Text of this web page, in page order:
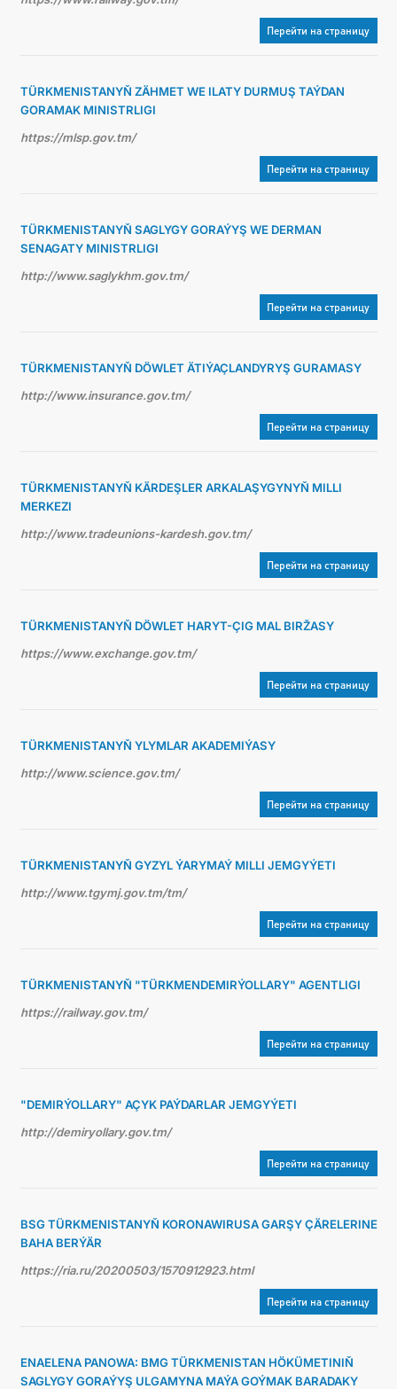
Перейти на страницу
TÜRKMENISTANYŇ ZÄHMET WE ILATY DURMUŞ TAÝDAN
GORAMAK MINISTRLIGI
https://mlsp.gov.tm/
Перейти на страницу
TÜRKMENISTANYŇ SAGLYGY GORAÝYŞ WE DERMAN
SENAGATY MINISTRLIGI
http://www.saglykhm.gov.tm/
Перейти на страницу
TÜRKMENISTANYŇ DÖWLET ÄTIÝAÇLANDYRYŞ GURAMASY
http://www.insurance.gov.tm/
Перейти на страницу
TÜRKMENISTANYŇ KÄRDEŞLER ARKALAŞYGYNYŇ MILLI
MERKEZI
http://www.tradeunions-kardesh.gov.tm/
Перейти на страницу
TÜRKMENISTANYŇ DÖWLET HARYT-ÇIG MAL BIRŽASY
https://www.exchange.gov.tm/
Перейти на страницу
TÜRKMENISTANYŇ YLYMLAR AKADEMIÝASY
http://www.science.gov.tm/
Перейти на страницу
TÜRKMENISTANYŇ GYZYL ÝARYMAÝ MILLI JEMGYÝETI
http://www.tgymj.gov.tm/tm/
Перейти на страницу
TÜRKMENISTANYŇ "TÜRKMENDEMIRÝOLLARY" AGENTLIGI
https://railway.gov.tm/
Перейти на страницу
"DEMIRÝOLLARY" AÇYK PAÝDARLAR JEMGYÝETI
http://demiryollary.gov.tm/
Перейти на страницу
BSG TÜRKMENISTANYŇ KORONAWIRUSA GARŞY ÇÄRELERINE
BAHA BERÝÄR
https://ria.ru/20200503/1570912923.html
Перейти на страницу
ENAELENA PANOWA: BMG TÜRKMENISTAN HÖKÜMETINIŇ
SAGLYGY GORAÝYŞ ULGAMYNA MAÝA GOÝMAK BARADAKY